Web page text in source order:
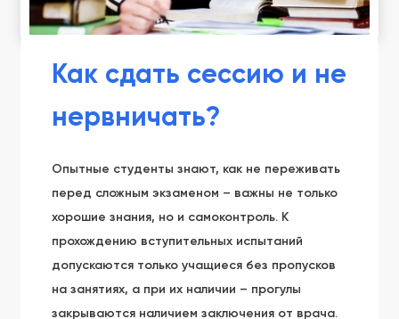
Как сдать сессию и не
нервничать?
Опытные студенты знают, как не переживать
перед сложным экзаменом – важны не только
хорошие знания, но и самоконтроль. К
прохождению вступительных испытаний
допускаются только учащиеся без пропусков
на занятиях, а при их наличии – прогулы
закрываются наличием заключения от врача.